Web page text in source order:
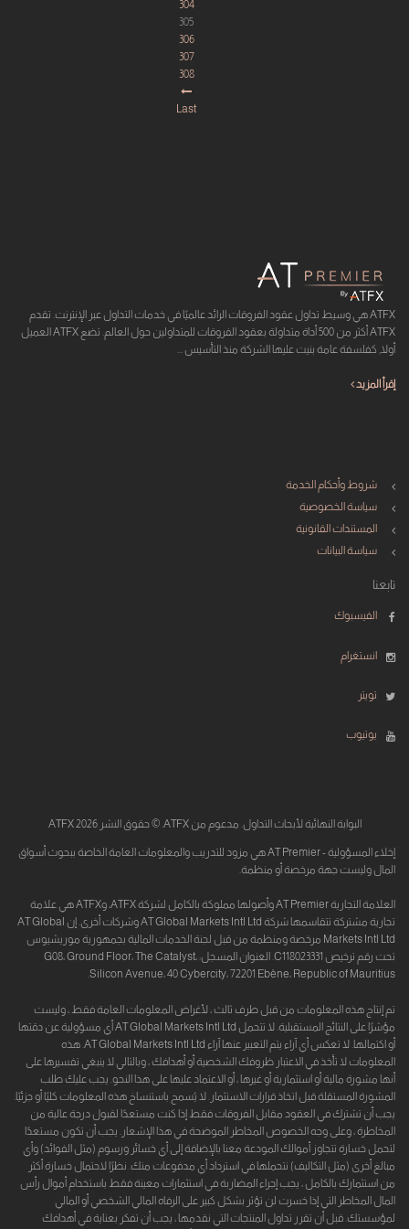
304
305
306
307
308
Last
ATFX هي وسيط تداول عقود الفروقات الرائد عالميًا في خدمات التداول عبر الإنترنت. تقدم
ATFX أكثر من 500 أداة متداولة بعقود الفروقات للمتداولين حول العالم. تضع ATFX العميل
أولا, كفلسفة عامة بنيت عليها الشركة منذ التأسيس ...
إقرأ المزيد
شروط وأحكام الخدمة
سياسة الخصوصية
المستندات القانونية
سياسة البيانات
تابعنا
الفيسبوك
انستغرام
تويتر
يوتيوب
البوابة النهائية لأبحاث التداول. مدعوم من ATFX. © حقوق النشر 2026 ATFX
إخلاء المسؤولية - AT Premier هي مزود للتدريب والمعلومات العامة الخاصة ببحوث أسواق
المال وليست جهة مرخصة أو منظمة.
العلامة التجارية AT Premier وأصولها مملوكة بالكامل لشركة ATFX، وATFX هي علامة
تجارية مشتركة تتقاسمها شركة AT Global Markets Intl Ltd وشركات أخرى. إن AT Global
Markets Intl Ltd مرخصة ومنظمة من قبل لجنة الخدمات المالية بجمهورية موريشيوس
تحت رقم ترخيص C118023331. العنوان المسجل: G08، Ground Floor، The Catalyst،
Silicon Avenue، 40 Cybercity، 72201 Ebène، Republic of Mauritius.
تم إنتاج هذه المعلومات من قبل طرف ثالث ، لأغراض المعلومات العامة فقط ، وليست
مؤشرًا على النتائج المستقبلية. لا تتحمل AT Global Markets Intl Ltd أي مسؤولية عن دقتها
أو اكتمالها. لا تعكس أي آراء يتم التعبير عنها آراء AT Global Markets Intl Ltd. هذه
المعلومات لا تأخذ في الاعتبار ظروفك الشخصية أو أهدافك ، وبالتالي لا ينبغي تفسيرها على
أنها مشورة مالية أو استثمارية أو غيرها ، أو الاعتماد عليها على هذا النحو. يجب عليك طلب
المشورة المستقلة قبل اتخاذ قرارات الاستثمار. لا يُسمح باستنساخ هذه المعلومات كليًا أو جزئيًا.
يجب أن تشترك في العقود مقابل الفروقات فقط إذا كنت مستعدًا لقبول درجة عالية من
المخاطرة ، وعلى وجه الخصوص المخاطر الموضحة في هذا الإشعار. يجب أن تكون مستعدًا
لتحمل خسارة تتجاوز أموالك المودعة معنا بالإضافة إلى أي خسائر ورسوم (مثل الفوائد) وأي
مبالغ أخرى (مثل التكاليف) نتحملها في استرداد أي مدفوعات منك. نظرًا لاحتمال خسارة أكثر
من استثمارك بالكامل ، يجب إجراء المضاربة في استثمارات معينة فقط باستخدام أموال رأس
المال المخاطر التي إذا خسرت لن تؤثر بشكل كبير على الرفاه المالي الشخصي أو المالي
لمؤسستك. قبل أن تقرر تداول المنتجات التي نقدمها ، يجب أن تفكر بعناية في أهدافك